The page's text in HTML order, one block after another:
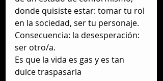
donde quisiste estar: tomar tu rol
en la sociedad, ser tu personaje.
Consecuencia: la desesperación:
ser otro/a.
Es que la vida es gas y es tan
dulce traspasarla